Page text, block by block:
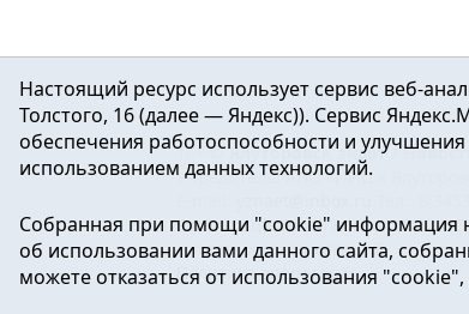
16+ ©Ялуторовск знает /
Учредитель: АНО «ИИЦ «
Регистрационный номер ЭЛ № ФС
массовых коммуникаций.
Политика оператора
Настоящий ресурс использует сервис веб-
Толстого, 16 (далее — Яндекс)). Сервис
обеспечения работоспособности и
использованием данных технологий.
Собранная при помощи "cookie" информация
об использовании вами данного сайта,
можете отказаться от использования